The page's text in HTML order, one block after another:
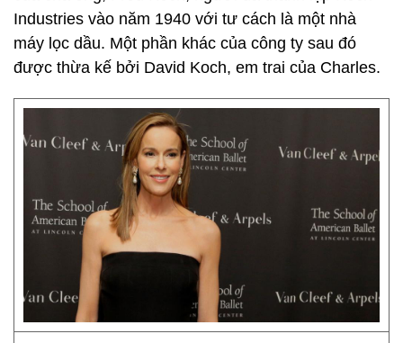
Industries vào năm 1940 với tư cách là một nhà
máy lọc dầu. Một phần khác của công ty sau đó
được thừa kế bởi David Koch, em trai của Charles.